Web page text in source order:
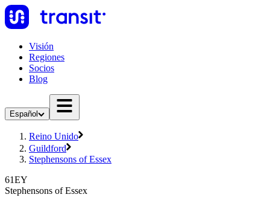
Visión
Regiones
Socios
Blog
Español
Reino Unido
Guildford
Stephensons of Essex
61EY
Stephensons of Essex